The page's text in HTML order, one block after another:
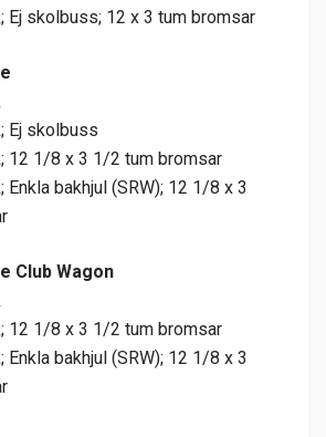
Ej skolbuss; 12 x 3 tum bromsar
Ej skolbuss
12 1/8 x 3 1/2 tum bromsar
Enkla bakhjul (SRW); 12 1/8 x 3
Club Wagon
12 1/8 x 3 1/2 tum bromsar
Enkla bakhjul (SRW); 12 1/8 x 3